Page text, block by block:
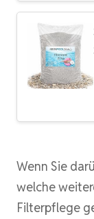
Wenn Sie
welche
Filterpflege